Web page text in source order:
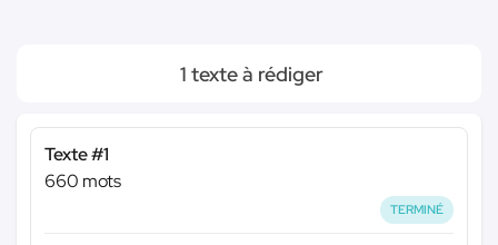
1 texte à rédiger
Texte #1
660 mots
TERMINÉ